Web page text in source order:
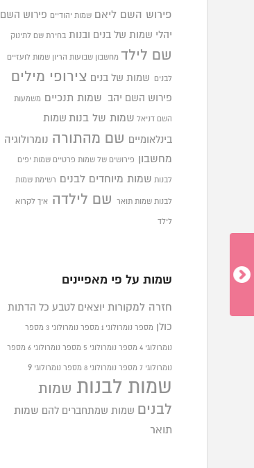
פירוש השם ליאם שמות יהודיים פירוש השם
יהלי שמות של בנים ובנות בחירת שם לתינוק
שם לילד מחשבון שבועות הריון שמות לועזיים
לבנים שמות של בנים צירופי מילים
פירוש השם יהב שמות תנכיים משמעות
השם דניאל שמות של בנות שמות
בינלאומיים שם מהתורה נומרולוגיה
מחשבון פירושים של שמות פרטיים שמות יפים
לבנות שמות מיוחדים לבנים רשימת שמות
לבנות שמות תואר שם לילדה איך לקרוא
לילד
שמות על פי מאפיינים
חזרה למקורות יוצאים לטבע כל הדתות
כולן מספר נומרולוגי 1 מספר נומרולוגי 3 מספר
נומרולוגי 4 מספר נומרולוגי 5 מספר נומרולוגי 6 מספר
נומרולוגי 7 מספר נומרולוגי 8 מספר נומרולוגי9
שמות לבנות שמות
לבנים
שמות שמתחברים להם שמות
תואר